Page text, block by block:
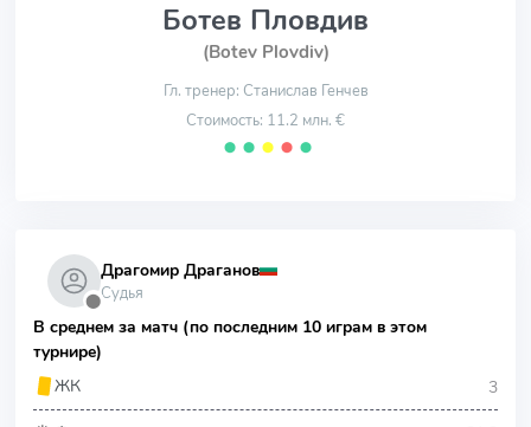
Ботев Пловдив
(Botev Plovdiv)
Гл. тренер: Станислав Генчев
Стоимость: 11.2 млн. €
⬤ ⬤ ⬤ ⬤ ⬤
⬤
Драгомир Драганов
Судья
В среднем за матч (по последним 10 играм в этом
турнире)
ЖК
3